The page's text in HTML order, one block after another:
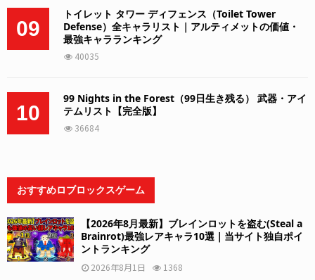
09
トイレット タワー ディフェンス（Toilet Tower
Defense）全キャラリスト｜アルティメットの価値・
最強キャラランキング
40035
10
99 Nights in the Forest（99日生き残る） 武器・アイ
テムリスト【完全版】
36684
おすすめロブロックスゲーム
【2026年8月最新】ブレインロットを盗む(Steal a
Brainrot)最強レアキャラ10選｜当サイト独自ポイ
ントランキング
2026年8月1日 1368